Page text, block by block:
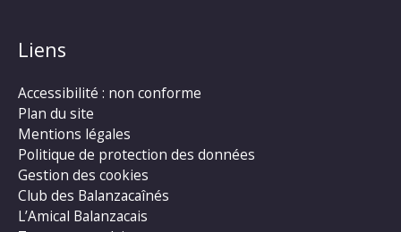
Liens
Accessibilité : non conforme
Plan du site
Mentions légales
Politique de protection des données
Gestion des cookies
Club des Balanzacaînés
L’Amical Balanzacais